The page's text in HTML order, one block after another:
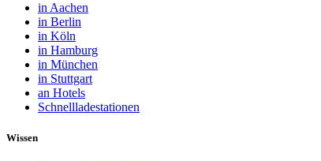
in Aachen
in Berlin
in Köln
in Hamburg
in München
in Stuttgart
an Hotels
Schnellladestationen
Wissen